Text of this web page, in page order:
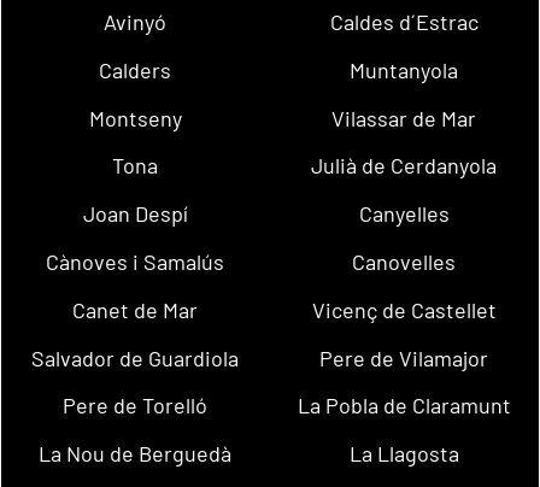
Avinyó
Caldes d´Estrac
Calders
Muntanyola
Montseny
Vilassar de Mar
Tona
Julià de Cerdanyola
Joan Despí
Canyelles
Cànoves i Samalús
Canovelles
Canet de Mar
Vicenç de Castellet
Salvador de Guardiola
Pere de Vilamajor
Pere de Torelló
La Pobla de Claramunt
La Nou de Berguedà
La Llagosta